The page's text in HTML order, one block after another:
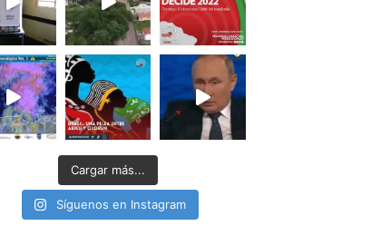
Cargar más...
Síguenos en Instagram